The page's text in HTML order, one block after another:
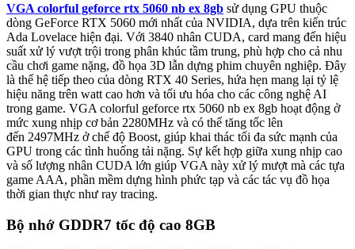
VGA colorful geforce rtx 5060 nb ex 8gb sử dụng GPU thuộc
dòng GeForce RTX 5060 mới nhất của NVIDIA, dựa trên kiến trúc
Ada Lovelace hiện đại. Với 3840 nhân CUDA, card mang đến hiệu
suất xử lý vượt trội trong phân khúc tầm trung, phù hợp cho cả nhu
cầu chơi game nặng, đồ họa 3D lẫn dựng phim chuyên nghiệp. Đây
là thế hệ tiếp theo của dòng RTX 40 Series, hứa hẹn mang lại tỷ lệ
hiệu năng trên watt cao hơn và tối ưu hóa cho các công nghệ AI
trong game. VGA colorful geforce rtx 5060 nb ex 8gb hoạt động ở
mức xung nhịp cơ bản 2280MHz và có thể tăng tốc lên
đến 2497MHz ở chế độ Boost, giúp khai thác tối đa sức mạnh của
GPU trong các tình huống tải nặng. Sự kết hợp giữa xung nhịp cao
và số lượng nhân CUDA lớn giúp VGA này xử lý mượt mà các tựa
game AAA, phần mềm dựng hình phức tạp và các tác vụ đồ họa
thời gian thực như ray tracing.
Bộ nhớ GDDR7 tốc độ cao 8GB